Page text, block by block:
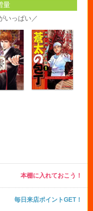
量
いっぱい／
本棚に入れておこう！
毎日来店ポイントGET！